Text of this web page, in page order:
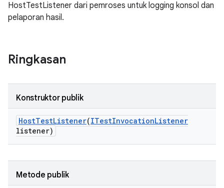
HostTestListener dari pemroses untuk logging konsol dan
pelaporan hasil.
Ringkasan
Konstruktor publik
HostTestListener(ITestInvocationListener
listener)
Metode publik